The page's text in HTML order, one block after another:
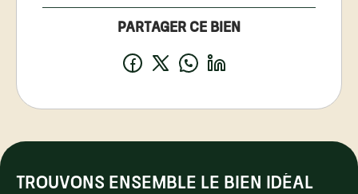
Taxe foncière1202 € / an
Montant estimé des dépenses annuelles
Partager ce bien
Trouvons ensemble le bien idéal